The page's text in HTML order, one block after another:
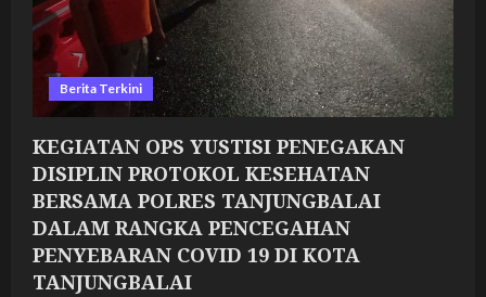
COVID
19
DI
KOTA
TANJUNGBALAI
Berita Terkini
KEGIATAN OPS YUSTISI PENEGAKAN
DISIPLIN PROTOKOL KESEHATAN
BERSAMA POLRES TANJUNGBALAI
DALAM RANGKA PENCEGAHAN
PENYEBARAN COVID 19 DI KOTA
TANJUNGBALAI